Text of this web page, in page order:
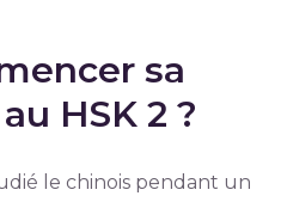
sa
HSK 2 ?
le chinois pendant un